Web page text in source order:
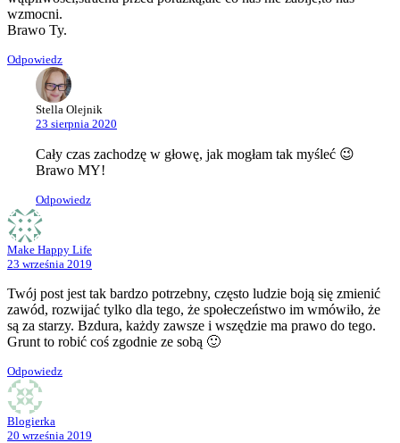
wzmocni.
Brawo Ty.
Odpowiedz
Stella Olejnik
23 sierpnia 2020
Cały czas zachodzę w głowę, jak mogłam tak myśleć 😉
Brawo MY!
Odpowiedz
Make Happy Life
23 września 2019
Twój post jest tak bardzo potrzebny, często ludzie boją się zmienić
zawód, rozwijać tylko dla tego, że społeczeństwo im wmówiło, że
są za starzy. Bzdura, każdy zawsze i wszędzie ma prawo do tego.
Grunt to robić coś zgodnie ze sobą 🙂
Odpowiedz
Blogierka
20 września 2019